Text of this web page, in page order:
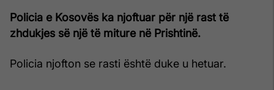
Policia e Kosovës ka njoftuar për një rast të
zhdukjes së një të miture në Prishtinë.
Policia njofton se rasti është duke u hetuar.